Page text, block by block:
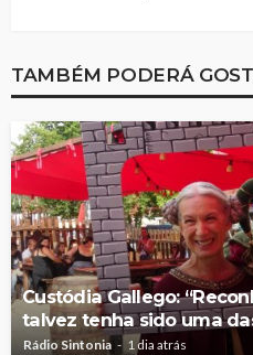
TAMBÉM PODERÁ
Custódia Gallego:
talvez tenha sido uma
Rádio Sintonia 1 dia atrás